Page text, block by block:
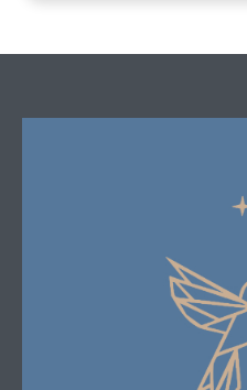
EPP - CFO・アドバイザ